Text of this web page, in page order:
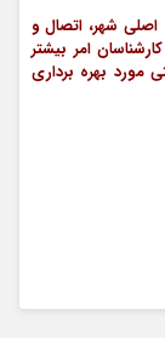
شهر، اتصال و
امر بیشتر
مورد بهره برداری